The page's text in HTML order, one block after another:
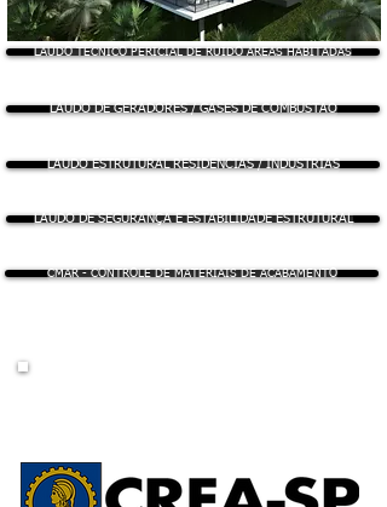
LAUDO TÉCNICO PERICIAL DE RUÍDO ÁREAS HABITADAS
LAUDO DE GERADORES / GASES DE COMBUSTÃO
LAUDO ESTRUTURAL RESIDÊNCIAS / INDUSTRIAS
LAUDO DE SEGURANÇA E ESTABILIDADE ESTRUTURAL
CMAR - CONTROLE DE MATERIAIS DE ACABAMENTO